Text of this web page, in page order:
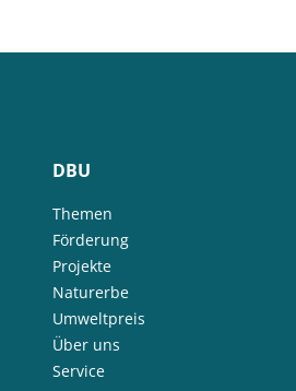
DBU
Themen
Förderung
Projekte
Naturerbe
Umweltpreis
Über uns
Service